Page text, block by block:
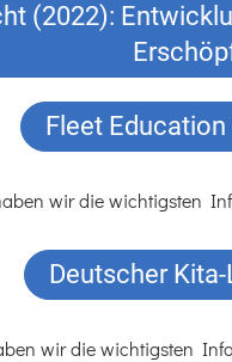
(2022):
Fleet Education
wir die wichtigsten
Deutscher
wir die wichtigsten